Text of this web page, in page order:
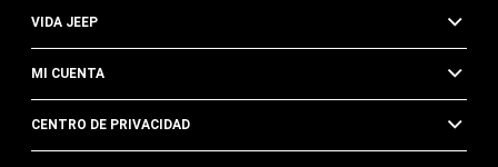
VIDA JEEP
MI CUENTA
CENTRO DE PRIVACIDAD